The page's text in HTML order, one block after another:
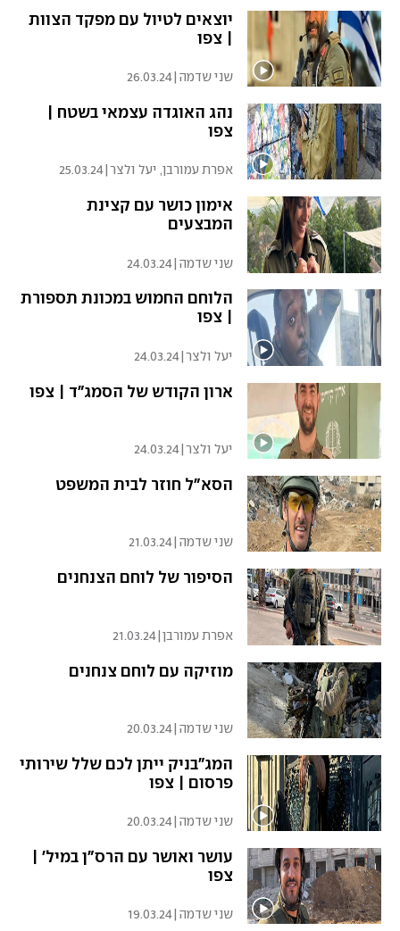
יוצאים לטיול עם מפקד הצוות
| צפו
שני שדמה 26.03.24
נהג האוגדה עצמאי בשטח |
צפו
אפרת עמורבן, יעל ולצר|
25.03.24
אימון כושר עם קצינת
המבצעים
שני שדמה 24.03.24
הלוחם החמוש במכונת תספורת
| צפו
יעל ולצר|
24.03.24
ארון הקודש של הסמג"ד | צפו
יעל ולצר|
24.03.24
הסא"ל חוזר לבית המשפט
שני שדמה 21.03.24
הסיפור של לוחם הצנחנים
אפרת עמורבן|
21.03.24
מוזיקה עם לוחם צנחנים
שני שדמה 20.03.24
המג"בניק ייתן לכם שלל שירותי
פרסום | צפו
שני שדמה 20.03.24
עושר ואושר עם הרס"ן במיל' |
צפו
שני שדמה 19.03.24